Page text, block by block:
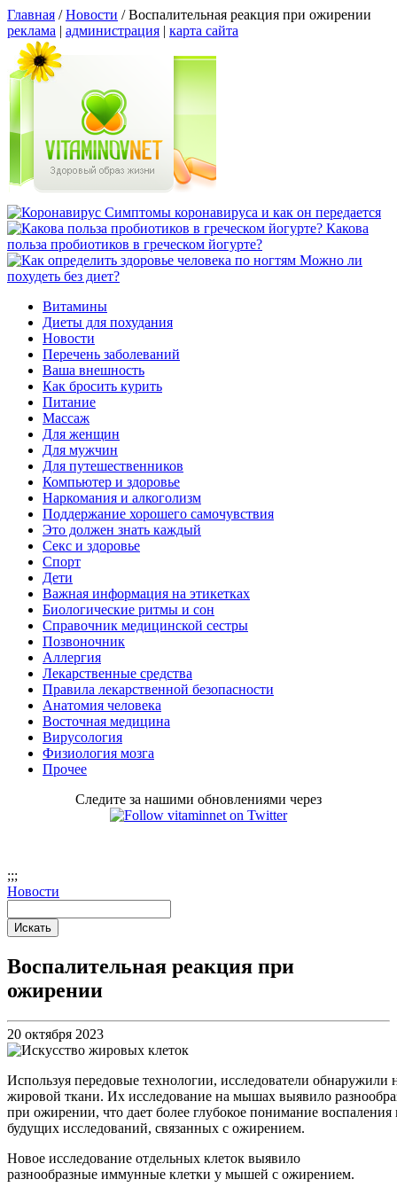
Главная /Новости /Воспалительная реакция при ожирении
реклама | администрация | карта сайта
Симптомы коронавируса и как он передается
Какова
польза пробиотиков в греческом йогурте?
Можно ли
похудеть без диет?
Витамины
Диеты для похудания
Новости
Перечень заболеваний
Ваша внешность
Как бросить курить
Питание
Массаж
Для женщин
Для мужчин
Для путешественников
Компьютер и здоровье
Наркомания и алкоголизм
Поддержание хорошего самочувствия
Это должен знать каждый
Секс и здоровье
Спорт
Дети
Важная информация на этикетках
Биологические ритмы и сон
Справочник медицинской сестры
Позвоночник
Аллергия
Лекарственные средства
Правила лекарственной безопасности
Aнатомия человека
Восточная медицина
Вирусология
Физиология мозга
Прочее
Следите за нашими обновлениями через
;;;
Новости
Воспалительная реакция при
ожирении
20 октября 2023
Используя передовые технологии, исследователи
жировой ткани. Их исследование на мышах выявило
при ожирении, что дает более глубокое понимание
будущих исследований, связанных с ожирением.
Новое исследование отдельных клеток выявило
разнообразные иммунные клетки у мышей с ожирением.